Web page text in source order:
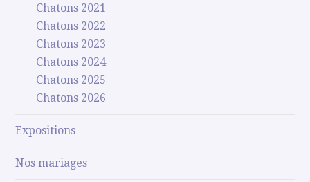
Chatons 2021
Chatons 2022
Chatons 2023
Chatons 2024
Chatons 2025
Chatons 2026
Expositions
Nos mariages